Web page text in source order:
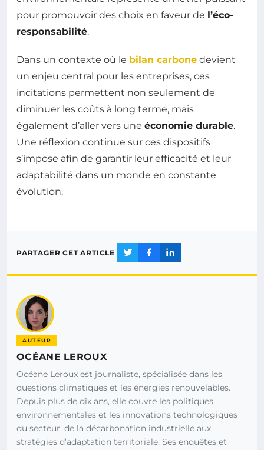
pour promouvoir des choix en faveur de l’éco-
responsabilité.
Dans un contexte où le bilan carbone devient
un enjeu central pour les entreprises, ces
incitations permettent non seulement de
diminuer les coûts à long terme, mais
également d’aller vers une économie durable.
Une réflexion continue sur ces dispositifs
s’impose afin de garantir leur efficacité et leur
adaptabilité dans un monde en constante
évolution.
PARTAGER CET ARTICLE
AUTEUR
OCÉANE LEROUX
Océane Leroux est journaliste, spécialisée dans les
questions climatiques et les énergies renouvelables.
Depuis plus de dix ans, elle couvre les politiques
environnementales et les innovations technologiques
du secteur, de la décarbonation industrielle aux
stratégies d’adaptation territoriale. Ses enquêtes et